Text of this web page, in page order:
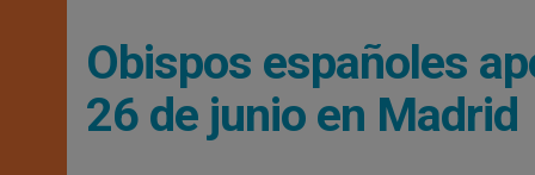
Obispos españoles
26 de junio en Madrid